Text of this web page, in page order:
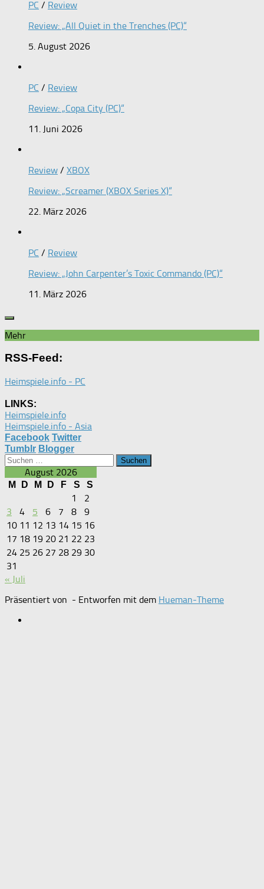
PC / Review
Review: „All Quiet in the Trenches (PC)“
5. August 2026
PC / Review
Review: „Copa City (PC)“
11. Juni 2026
Review / XBOX
Review: „Screamer (XBOX Series X)“
22. März 2026
PC / Review
Review: „John Carpenter’s Toxic Commando (PC)“
11. März 2026
Mehr
RSS-Feed:
Heimspiele.info - PC
LINKS:
Heimspiele.info
Heimspiele.info - Asia
Facebook Twitter
Tumblr Blogger
Suchen
nach:August 2026
M D M D F S S
1
2
3
4 5 6 7 8
9
10 11 12 13 14 15 16
17 18 19 20 21 22 23
24 25 26 27 28 29 30
31
« Juli
Präsentiert von - Entworfen mit dem Hueman-Theme